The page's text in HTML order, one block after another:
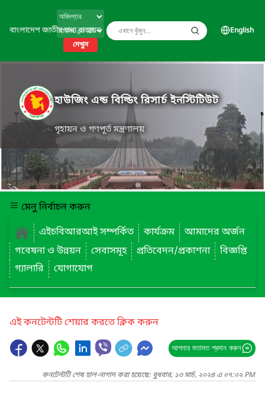
বাংলাদেশ জাতীয় তথ্য বাতায়ন
দেখুন
English
হাউজিং এন্ড বিল্ডিং রিসার্চ ইনস্টিটিউট
গৃহায়ন ও গণপূর্ত মন্ত্রণালয়
মেনু নির্বাচন করুন
এইচবিআরআই সম্পর্কিত
কার্যক্রম
আমাদের অর্জন
গবেষনা ও উন্নয়ন
সেবাসমূহ প্রতিবেদন/প্রকাশনা
বিজ্ঞপ্তি
গ্যালারি
যোগাযোগ
এই কনটেন্টটি শেয়ার করতে ক্লিক করুন
আপনার মতামত প্রদান করুন
কনটেন্টটি শেষ হাল-নাগাদ করা হয়েছে: বুধবার, ১৩ মার্চ, ২০২৪ এ ০৭:০২ PM